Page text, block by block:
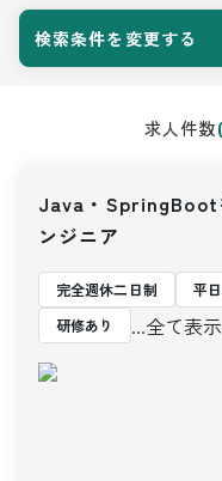
検索条件を変更する
求人件数
Java・SpringBoot
ンジニア
完全週休二日制 平
研修あり
...全て表示